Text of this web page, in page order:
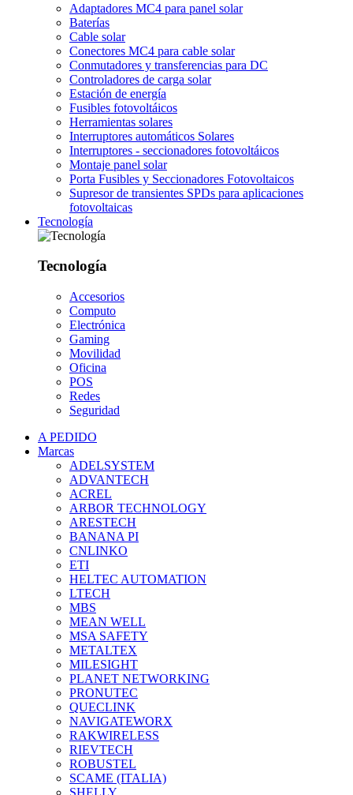
Adaptadores MC4 para panel solar
Baterías
Cable solar
Conectores MC4 para cable solar
Conmutadores y transferencias para DC
Controladores de carga solar
Estación de energía
Fusibles fotovoltáicos
Herramientas solares
Interruptores automáticos Solares
Interruptores - seccionadores fotovoltáicos
Montaje panel solar
Porta Fusibles y Seccionadores Fotovoltaicos
Supresor de transientes SPDs para aplicaciones
fotovoltaicas
Tecnología
Tecnología
Accesorios
Computo
Electrónica
Gaming
Movilidad
Oficina
POS
Redes
Seguridad
A PEDIDO
Marcas
ADELSYSTEM
ADVANTECH
ACREL
ARBOR TECHNOLOGY
ARESTECH
BANANA PI
CNLINKO
ETI
HELTEC AUTOMATION
LTECH
MBS
MEAN WELL
MSA SAFETY
METALTEX
MILESIGHT
PLANET NETWORKING
PRONUTEC
QUECLINK
NAVIGATEWORX
RAKWIRELESS
RIEVTECH
ROBUSTEL
SCAME (ITALIA)
SHELLY